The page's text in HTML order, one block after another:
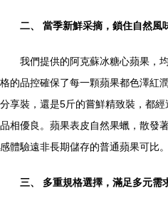
二、 當季新鮮采摘，鎖住自然風
我們提供的阿克蘇冰糖心蘋果，
格的品控確保了每一顆蘋果都色澤紅
分享裝，還是5斤的嘗鮮精致裝，都經
品相優良。蘋果表皮自然果蠟，散發
感體驗遠非長期儲存的普通蘋果可比。
三、 多重規格選擇，滿足多元需